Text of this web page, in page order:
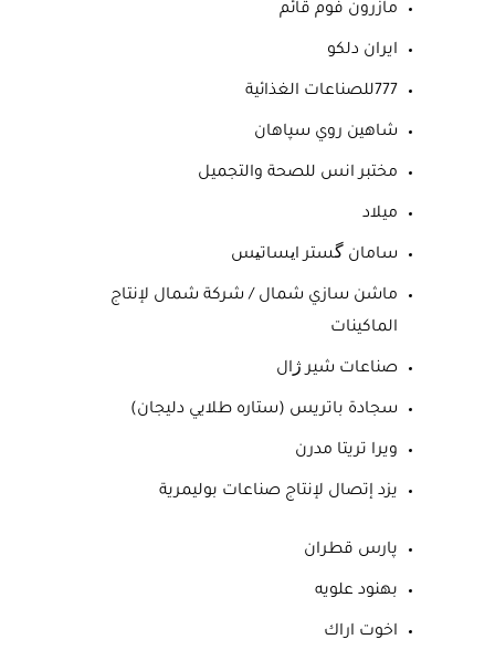
مازرون فوم قائم
ايران دلكو
777للصناعات الغذائية
شاهين روي سپاهان
مختبر انس للصحة والتجميل
ميلاد
سامان گستر ایساتیس
ماشن سازي شمال / شركة شمال لإنتاج
الماكينات
صناعات شير ژال
سجادة باتريس (ستاره طلايي دليجان)
ويرا تريتا مدرن
يزد إتصال لإنتاج صناعات بوليمرية
پارس قطران
بهنود علويه
اخوت اراك